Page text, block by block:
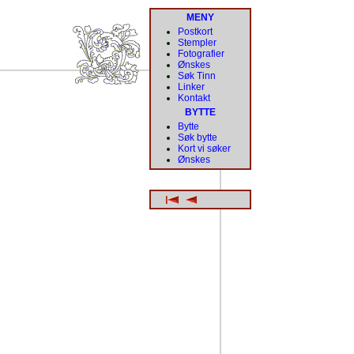
MENY
Postkort
Stempler
Fotografier
Ønskes
Søk Tinn
Linker
Kontakt
BYTTE
Bytte
Søk bytte
Kort vi søker
Ønskes